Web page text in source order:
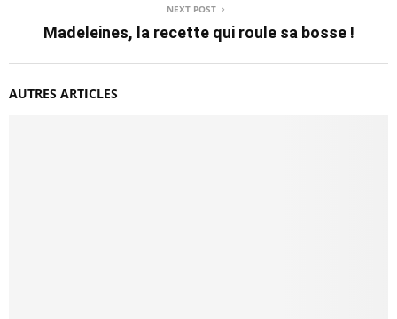
NEXT POST
Madeleines, la recette qui roule sa bosse !
AUTRES ARTICLES